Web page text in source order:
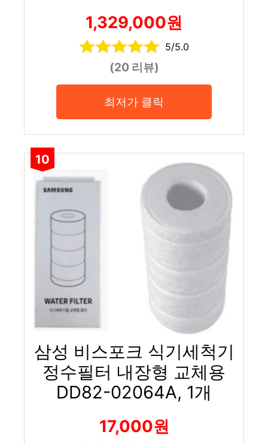
1,329,000원
5/5.0
(20 리뷰)
최저가 클릭
10
삼성 비스포크 식기세척기
정수필터 내장형 교체용
DD82-02064A, 1개
17,000원